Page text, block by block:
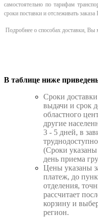
самостоятельно по тарифам
сроки поставки и отслеживать
Подробнее о способах доставки, Вы
В таблице ниже
Cроки
выдачи и срок
областного
другие
3 - 5 дней, в
(Сроки
день приема
Цены указаны
платеж, до
отделения,
рассчитает
корзину и
регион.